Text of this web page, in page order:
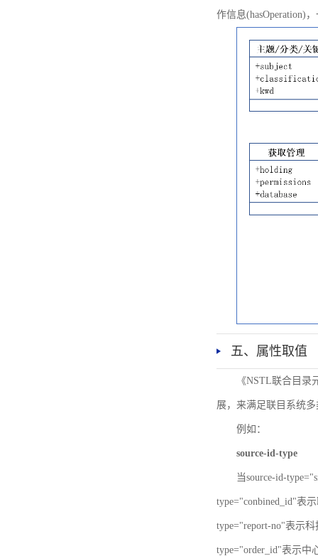
作信息(hasOperation)
五、属性取值
《NSTL联合目
展，来满足联目系统
例如：
source-id-type
当source-id-
type="conbined_id"表
type="report-no"表示
type="order_id"表示中